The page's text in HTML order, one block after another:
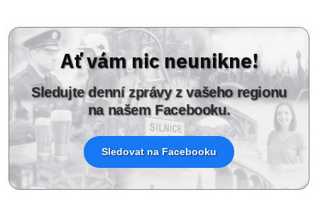
Ať vám nic neunikne!
Sledujte denní zprávy z vašeho regionu
na našem Facebooku.
Sledovat na Facebooku